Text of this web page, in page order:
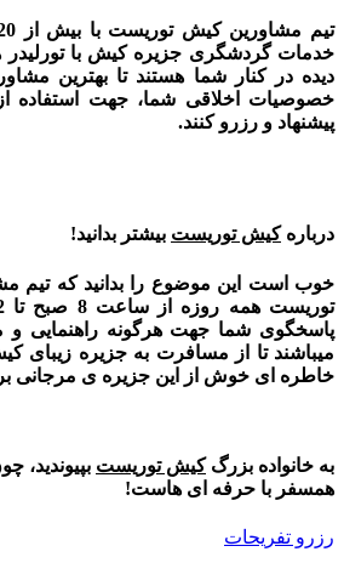
خدمات گردشگری جزیره کیش با
دیده در کنار شما هستند تا بهترین
خصوصیات اخلاقی شما، جهت استفاده
پیشنهاد و رزرو کنند.
دربارهکیش توریست بیشتر بدانید!
خوب است این موضوع را بدانید که تیم
پاسخگوی شما جهت هرگونه راهنمایی و
میباشند تا از مسافرت به جزیره زیبای
خاطره ای خوش از این جزیره ی مرجانی
به خانواده بزرگکیش توریست
همسفر با حرفه ای هاست!
رزرو تفریحات